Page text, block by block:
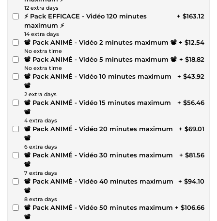
12 extra days
⚡ Pack EFFICACE - Vidéo 120 minutes
maximum ⚡
14 extra days
+ $163.12
📽️ Pack ANIMÉ - Vidéo 2 minutes maximum 📽️
No extra time
+ $12.54
📽️ Pack ANIMÉ - Vidéo 5 minutes maximum 📽️
No extra time
+ $18.82
📽️ Pack ANIMÉ - Vidéo 10 minutes maximum
📽️
2 extra days
+ $43.92
📽️ Pack ANIMÉ - Vidéo 15 minutes maximum
📽️
4 extra days
+ $56.46
📽️ Pack ANIMÉ - Vidéo 20 minutes maximum
📽️
6 extra days
+ $69.01
📽️ Pack ANIMÉ - Vidéo 30 minutes maximum
📽️
7 extra days
+ $81.56
📽️ Pack ANIMÉ - Vidéo 40 minutes maximum
📽️
8 extra days
+ $94.10
📽️ Pack ANIMÉ - Vidéo 50 minutes maximum
📽️
+ $106.66